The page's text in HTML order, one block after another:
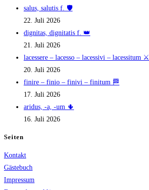
salus, salutis f. 🛡️
22. Juli 2026
dignitas, dignitatis f. 👑
21. Juli 2026
lacessere – lacesso – lacessivi – lacessitum ⚔️
20. Juli 2026
finire – finio – finivi – finitum 🏁
17. Juli 2026
aridus, -a, -um 🌵
16. Juli 2026
Seiten
Kontakt
Gästebuch
Impressum